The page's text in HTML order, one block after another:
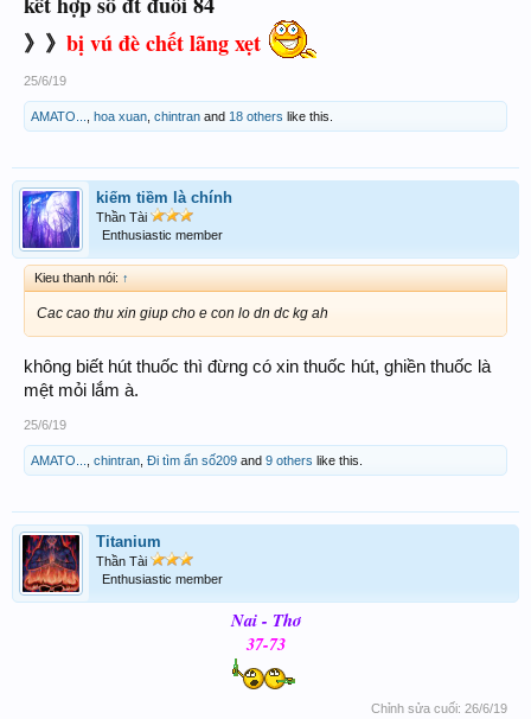
》》 bị vú đè chết lãng xẹt
25/6/19
AMATO... hoa xuan chintran and 18 others like this.
kiếm tiềm là chính
Thần Tài
Enthusiastic member
Kieu thanh nói: ↑
Cac cao thu xin giup cho e con lo dn dc kg ah
không biết hút thuốc thì đừng có xin thuốc hút, ghiền thuốc là
mệt mỏi lắm à.
25/6/19
AMATO... chintran Đi tìm ẩn số209 and 9 others like this.
Titanium
Thần Tài
Enthusiastic member
Nai - Thơ
37-73
Chỉnh sửa cuối: 26/6/19